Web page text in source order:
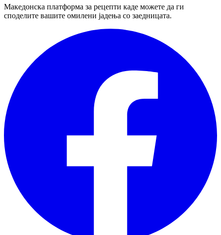
Македонска платформа за рецепти каде можете да ги
споделите вашите омилени јадења со заедницата.